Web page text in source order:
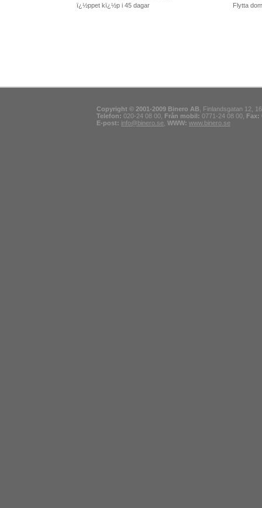
ï¿½ppet kï¿½p i 45 dagar
Flytta
Copyright © 2001-2009 Binero AB , Finlandsgatan 12,
Telefon: 020-24 08 00, Från mobil: 0771-24 08 00, Fax:
E-post: info@binero.se WWW: www.binero.se